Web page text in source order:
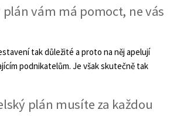
vám má pomoct, ne vás
tak důležité a proto na něj apelují
podnikatelům. Je však skutečně tak
plán musíte za každou